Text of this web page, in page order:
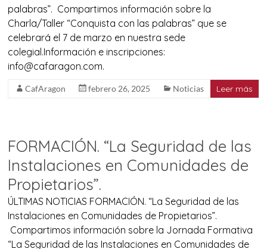
palabras”. Compartimos información sobre la
Charla/Taller “Conquista con las palabras” que se
celebrará el 7 de marzo en nuestra sede
colegial.Información e inscripciones:
info@cafaragon.com.
CafAragon febrero 26, 2025 Noticias Leer más
FORMACIÓN. “La Seguridad de las
Instalaciones en Comunidades de
Propietarios”.
ÚLTIMAS NOTICIAS FORMACIÓN. “La Seguridad de las
Instalaciones en Comunidades de Propietarios”.
Compartimos información sobre la Jornada Formativa
“La Seguridad de las Instalaciones en Comunidades de